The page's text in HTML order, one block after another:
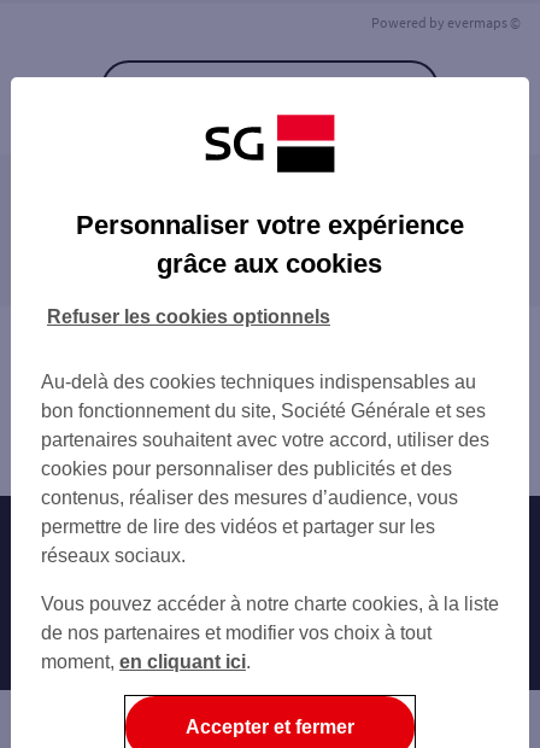
Powered by evermaps ©
PLOEMEUR
LANESTER
Les agences SG dans les villes à proximité
QUIMPERLÉ
LANESTER
HENNEBONT
Guidel
Agence GUIDEL CENTRE
Nos engagements Nous contacter
Autres sites SG
Professionnels
Entreprises
Associations
Personnaliser votre expérience
grâce aux cookies
Au-delà des cookies techniques indispensables au
bon fonctionnement du site, Société Générale et ses
partenaires souhaitent avec votre accord, utiliser des
cookies pour personnaliser des publicités et des
contenus, réaliser des mesures d’audience, vous
permettre de lire des vidéos et partager sur les
réseaux sociaux.
Vous pouvez accéder à notre charte cookies, à la liste
de nos partenaires et modifier vos choix à tout
moment, en cliquant ici.
Refuser les cookies optionnels
Accepter et fermer